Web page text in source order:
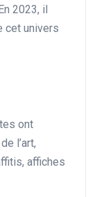
2023, il
cet univers
ont
l’art,
affiches
:
une